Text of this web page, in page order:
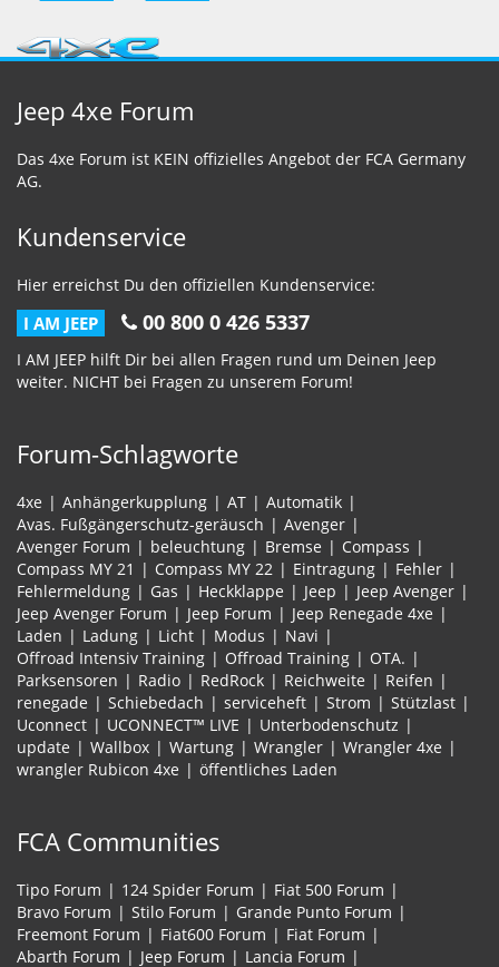
Jeep 4xe Forum
Das 4xe Forum ist KEIN offizielles Angebot der FCA Germany
AG.
Kundenservice
Hier erreichst Du den offiziellen Kundenservice:
I AM JEEP 00 800 0 426 5337
I AM JEEP hilft Dir bei allen Fragen rund um Deinen Jeep
weiter. NICHT bei Fragen zu unserem Forum!
Forum-Schlagworte
4xe Anhängerkupplung AT
Automatik
Avas. Fußgängerschutz-geräusch
Avenger
Avenger Forum
beleuchtung Bremse
Compass
Compass MY 21
Compass MY 22 Eintragung
Fehler
Fehlermeldung
Gas Heckklappe Jeep
Jeep Avenger
Jeep Avenger Forum
Jeep Forum
Jeep Renegade 4xe
Laden
Ladung Licht Modus
Navi
Offroad Intensiv Training
Offroad Training
OTA.
Parksensoren
Radio RedRock Reichweite
Reifen
renegade
Schiebedach serviceheft Strom
Stützlast
Uconnect
UCONNECT™ LIVE
Unterbodenschutz
update
Wallbox Wartung Wrangler
Wrangler 4xe
wrangler Rubicon 4xe
öffentliches Laden
FCA Communities
Tipo Forum 124 Spider Forum
Fiat 500 Forum
Bravo Forum
Stilo Forum
Grande Punto Forum
Freemont Forum
Fiat600 Forum
Fiat Forum
Abarth Forum
Jeep Forum Lancia Forum